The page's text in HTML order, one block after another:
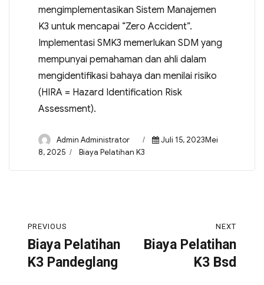
mengimplementasikan Sistem Manajemen
K3 untuk mencapai “Zero Accident”.
Implementasi SMK3 memerlukan SDM yang
mempunyai pemahaman dan ahli dalam
mengidentifikasi bahaya dan menilai risiko
(HIRA = Hazard Identification Risk
Assessment).
Admin Administrator
Juli 15, 2023Mei
8, 2025
Biaya Pelatihan K3
PREVIOUS
Biaya Pelatihan
K3 Pandeglang
NEXT
Biaya Pelatihan
K3 Bsd